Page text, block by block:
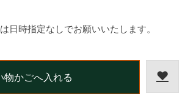
日時指定なしでお願いいたします。